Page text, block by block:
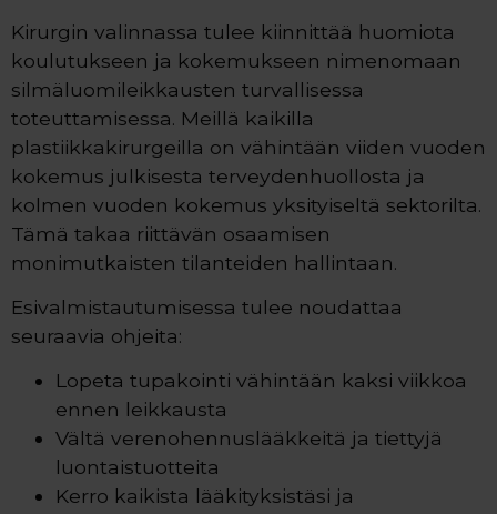
Kirurgin valinnassa tulee kiinnittää huomiota
koulutukseen ja kokemukseen nimenomaan
silmäluomileikkausten turvallisessa
toteuttamisessa. Meillä kaikilla
plastiikkakirurgeilla on vähintään viiden vuoden
kokemus julkisesta terveydenhuollosta ja
kolmen vuoden kokemus yksityiseltä sektorilta.
Tämä takaa riittävän osaamisen
monimutkaisten tilanteiden hallintaan.
Esivalmistautumisessa tulee noudattaa
seuraavia ohjeita:
Lopeta tupakointi vähintään kaksi viikkoa
ennen leikkausta
Vältä verenohennuslääkkeitä ja tiettyjä
luontaistuotteita
Kerro kaikista lääkityksistäsi ja